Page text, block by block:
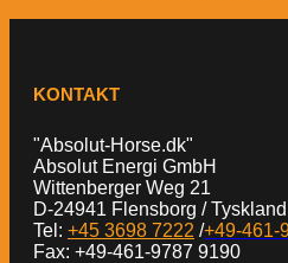
KONTAKT
"Absolut-Horse.dk"
Absolut Energi GmbH
Wittenberger Weg 21
D-24941 Flensborg / Tyskland
Tel: +45 3698 7222 /+49-461-
Fax: +49-461-9787 9190